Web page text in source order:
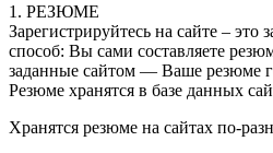
1. РЕЗЮМЕ
Зарегистрируйтесь на сайте –
способ: Вы сами составляете
заданные сайтом — Ваше резюме
Резюме хранятся в базе данных
Хранятся резюме на сайтах по-